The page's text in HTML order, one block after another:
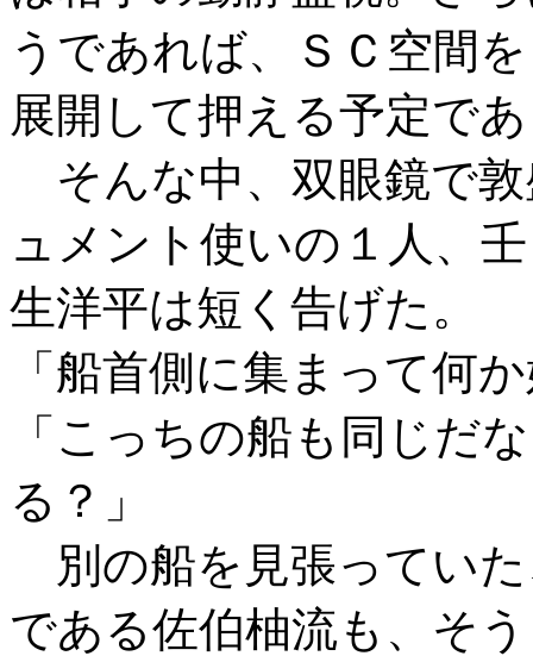
うであれば、ＳＣ空間を
展開して押える予定で
そんな中、双眼鏡で
ュメント使いの１人、壬
生洋平は短く告げた。
「船首側に集まって何
「こっちの船も同じだ
る？」
別の船を見張ってい
である佐伯柚流も、そう